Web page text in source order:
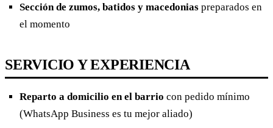
Sección de zumos, batidos y macedonias preparados en
el momento
SERVICIO Y EXPERIENCIA
Reparto a domicilio en el barrio con pedido mínimo
(WhatsApp Business es tu mejor aliado)